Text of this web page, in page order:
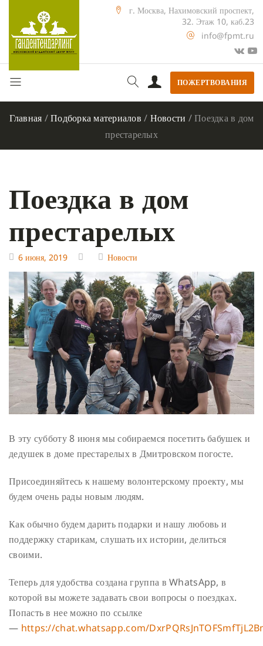
г. Москва, Нахимовский проспект,
32. Этаж 10, каб.23
info@fpmt.ru
ПОЖЕРТВОВАНИЯ
Главная /Подборка материалов / Новости /Поездка в дом
престарелых
Поездка в дом
престарелых
6 июня, 2019 Новости
В эту субботу 8 июня мы собираемся посетить бабушек и
дедушек в доме престарелых в Дмитровском погосте.
Присоединяйтесь к нашему волонтерскому проекту, мы
будем очень рады новым людям.
Как обычно будем дарить подарки и нашу любовь и
поддержку старикам, слушать их истории, делиться
своими.
Теперь для удобства создана группа в WhatsApp, в
которой вы можете задавать свои вопросы о поездках.
Попасть в нее можно по ссылке
— https://chat.whatsapp.com/